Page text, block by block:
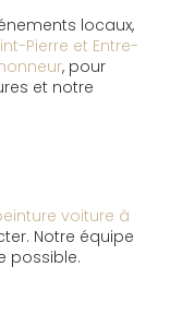
locaux,
Pierre et Entre-
, pour
et notre
voiture à
Notre équipe
possible.